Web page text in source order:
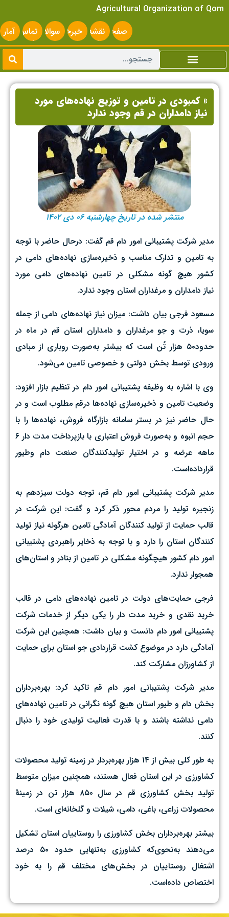
Agricultural Organization of Qom
صفحه
اصلی
نقشه
سایت
خبرخوانسوالات
متداول
تماس
با ما
آمار
» کمبودی در تامین و توزیع نهاده‌های مورد
نیاز دامداران در قم وجود ندارد
منتشر شده در تاریخ چهارشنبه ۰۶ دی ۱۴۰۲
مدیر شرکت پشتیبانی امور دام قم گفت: درحال حاضر با توجه
به تامین و تدارک مناسب و ذخیره‌سازی نهاده‌های دامی در
کشور هیچ گونه مشکلی در تامین نهاده‌های دامی مورد
نیاز دامداران و مرغداران استان وجود ندارد.
مسعود فرجی بیان داشت: میزان نیاز نهاده‌های دامی از جمله
سویا، ذرت و جو مرغداران و دامداران استان قم در ماه در
حدود۵۰ هزار تُن است که بیشتر به‌صورت روباری از مبادی
ورودی توسط بخش دولتی و خصوصی تامین می‌شود.
وی با اشاره به وظیفه پشتیبانی امور دام در تنظیم بازار افزود:
وضعیت تامین و ذخیره‌سازی نهاده‌ها درقم مطلوب است و در
حال حاضر نیز در بستر سامانه بازارگاه فروش، نهاده‌ها را با
حجم انبوه و به‌صورت فروش اعتباری با بازپرداخت مدت دار ۶
ماهه عرضه و در اختیار تولیدکنندگان صنعت دام وطیور
قرارداده‌است.
مدیر شرکت پشتیبانی امور دام قم، توجه دولت سیزدهم به
زنجیره تولید را مردم محور ذکر کرد و گفت: این شرکت در
قالب حمایت از تولید کنندگان آمادگی تامین هرگونه نیاز تولید
کنندگان استان را دارد و با توجه به ذخایر راهبردی پشتیبانی
امور دام کشور هیچگونه مشکلی در تامین از بنادر و استان‌های
همجوار ندارد.
فرجی حمایت‌های دولت در تامین نهاده‌های دامی در قالب
خرید نقدی و خرید مدت دار را یکی دیگر از خدمات شرکت
پشتیبانی امور دام دانست و بیان داشت: همچنین این شرکت
آمادگی دارد در موضوع کشت قراردادی جو استان برای حمایت
از کشاورزان مشارکت کند.
مدیر شرکت پشتیبانی امور دام قم تاکید کرد: بهره‌برداران
بخش دام و طیور استان هیچ گونه نگرانی در تامین نهاده‌های
دامی نداشته باشند و با قدرت فعالیت تولیدی خود را دنبال
کنند.
به طور کلی بیش از ۱۴ هزار بهره‌بردار در زمینه تولید محصولات
کشاورزی در این استان فعال هستند، همچنین میزان متوسط
تولید بخش کشاورزی قم در سال ۸۵۰ هزار تن در زمینهٔ
محصولات زراعی،‌ باغی،‌ دامی، شیلات و گلخانه‌ای است.
بیشتر بهره‌برداران بخش کشاورزی را روستاییان استان تشکیل
می‌دهند به‌نحوی‌که کشاورزی به‌تنهایی حدود ۵۰ درصد
اشتغال روستاییان در بخش‌های مختلف قم را به خود
اختصاص داده‌است.